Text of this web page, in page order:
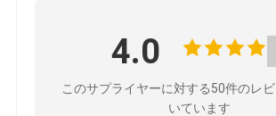
4.0
このサプライヤーに対する50件のレ
いています